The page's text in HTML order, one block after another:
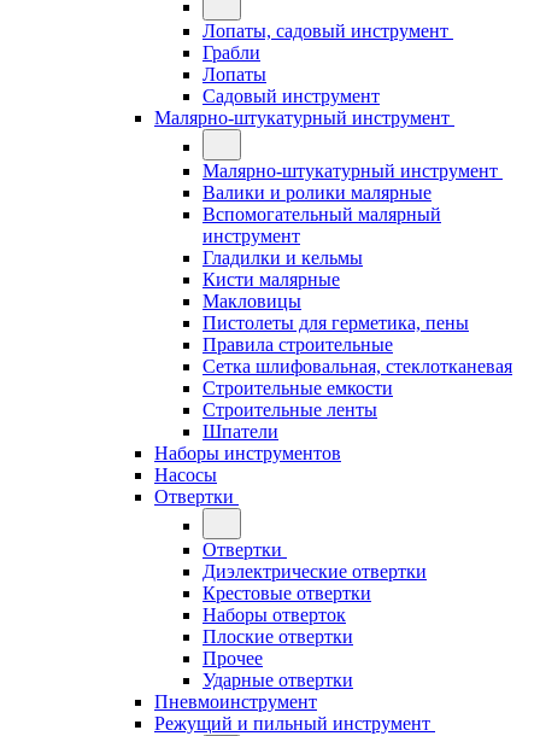
Лопаты, садовый инструмент
Грабли
Лопаты
Садовый инструмент
Малярно-штукатурный инструмент
Малярно-штукатурный инструмент
Валики и ролики малярные
Вспомогательный малярный
инструмент
Гладилки и кельмы
Кисти малярные
Макловицы
Пистолеты для герметика, пены
Правила строительные
Сетка шлифовальная, стеклотканевая
Строительные емкости
Строительные ленты
Шпатели
Наборы инструментов
Насосы
Отвертки
Отвертки
Диэлектрические отвертки
Крестовые отвертки
Наборы отверток
Плоские отвертки
Прочее
Ударные отвертки
Пневмоинструмент
Режущий и пильный инструмент